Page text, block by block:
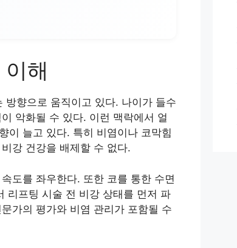
해
향으로 움직이고 있다. 나이가 들수
악화될 수 있다. 이런 맥락에서 얼
이 늘고 있다. 특히 비염이나 코막힘
강 건강을 배제할 수 없다.
도를 좌우한다. 또한 코를 통한 수면
리프팅 시술 전 비강 상태를 먼저 파
가의 평가와 비염 관리가 포함될 수